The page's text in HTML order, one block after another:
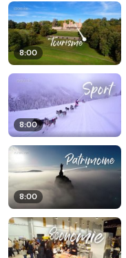
8:00
8:00
8:00